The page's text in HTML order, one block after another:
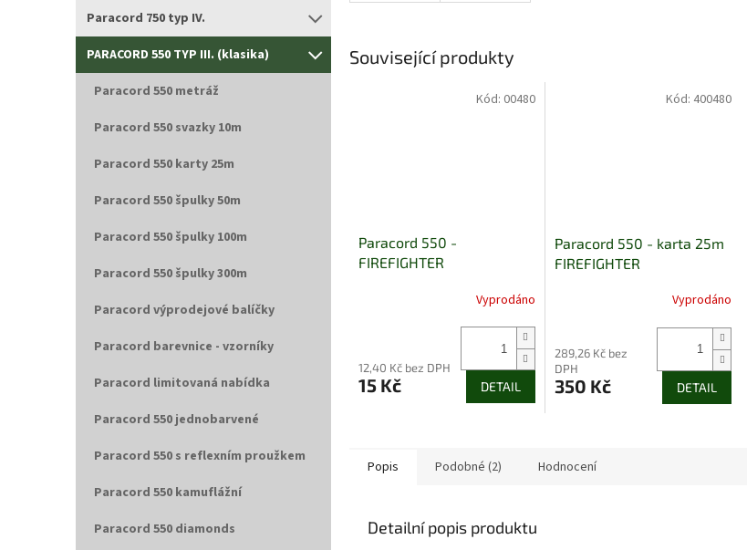
Paracord 750 typ IV.
PARACORD 550 TYP III. (klasika)
Paracord 550 metráž
Paracord 550 svazky 10m
Paracord 550 karty 25m
Paracord 550 špulky 50m
Paracord 550 špulky 100m
Paracord 550 špulky 300m
Paracord výprodejové balíčky
Paracord barevnice - vzorníky
Paracord limitovaná nabídka
Paracord 550 jednobarvené
Paracord 550 s reflexním proužkem
Paracord 550 kamuflážní
Paracord 550 diamonds
Související produkty
Paracord 550 -
FIREFIGHTER
Vyprodáno
12,40 Kč bez DPH
15 Kč DETAIL
Kód: 00480
Paracord 550 - karta 25m
FIREFIGHTER
Vyprodáno
289,26 Kč bez
DPH
350 Kč DETAIL
Kód: 400480
Popis Podobné (2) Hodnocení
Detailní popis produktu